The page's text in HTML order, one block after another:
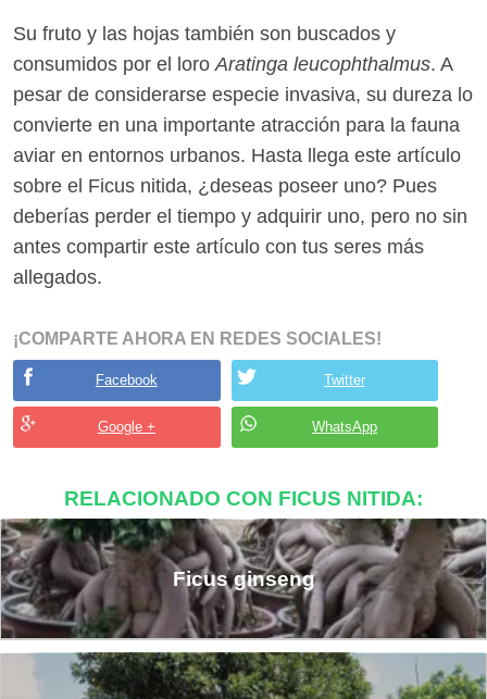
Su fruto y las hojas también son buscados y
consumidos por el loro Aratinga leucophthalmus.​ A
pesar de considerarse especie invasiva, su dureza lo
convierte en una importante atracción para la fauna
aviar en entornos urbanos. Hasta llega este artículo
sobre el Ficus nitida, ¿deseas poseer uno? Pues
deberías perder el tiempo y adquirir uno, pero no sin
antes compartir este artículo con tus seres más
allegados.
¡COMPARTE AHORA EN REDES SOCIALES!
Facebook Twitter
Google + WhatsApp
RELACIONADO CON FICUS NITIDA:
Ficus ginseng